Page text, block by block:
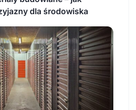
dla środowiska